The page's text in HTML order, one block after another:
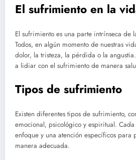
El sufrimiento en la
El sufrimiento es una parte intrínseca de
Todos, en algún momento de nuestras
dolor, la tristeza, la pérdida o la
a lidiar con el sufrimiento de manera
Tipos de sufrimiento
Existen diferentes tipos de sufrimiento,
emocional, psicológico y espiritual.
enfoque y una atención específicos para
manera adecuada.